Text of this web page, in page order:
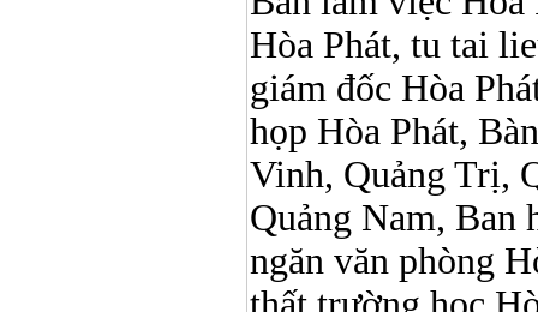
Hòa Phát, tu tai
giám đốc Hòa
họp Hòa Phát,
Vinh, Quảng Trị,
Quảng Nam, Ban
ngăn văn phòng